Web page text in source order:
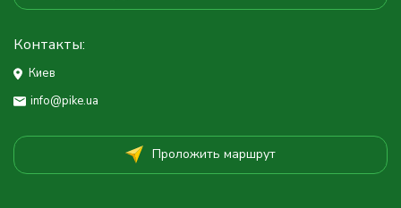
Контакты:
Киев
info@pike.ua
Проложить маршрут